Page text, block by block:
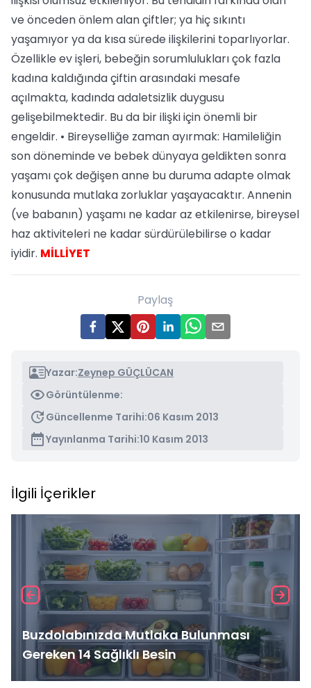
ve önceden önlem alan çiftler; ya hiç sıkıntı
yaşamıyor ya da kısa sürede ilişkilerini toparlıyorlar.
Özellikle ev işleri, bebeğin sorumlulukları çok fazla
kadına kaldığında çiftin arasındaki mesafe
açılmakta, kadında adaletsizlik duygusu
gelişebilmektedir. Bu da bir ilişki için önemli bir
engeldir. • Bireyselliğe zaman ayırmak: Hamileliğin
son döneminde ve bebek dünyaya geldikten sonra
yaşamı çok değişen anne bu duruma adapte olmak
konusunda mutlaka zorluklar yaşayacaktır. Annenin
(ve babanın) yaşamı ne kadar az etkilenirse, bireysel
haz aktiviteleri ne kadar sürdürülebilirse o kadar
iyidir. MİLLİYET
Paylaş
Yazar:Zeynep GÜÇLÜCAN
Görüntülenme:
Güncellenme Tarihi:06 Kasım 2013
Yayınlanma Tarihi:10 Kasım 2013
İlgili İçerikler
Buzdolabınızda Mutlaka Bulunması
Gereken 14 Sağlıklı Besin